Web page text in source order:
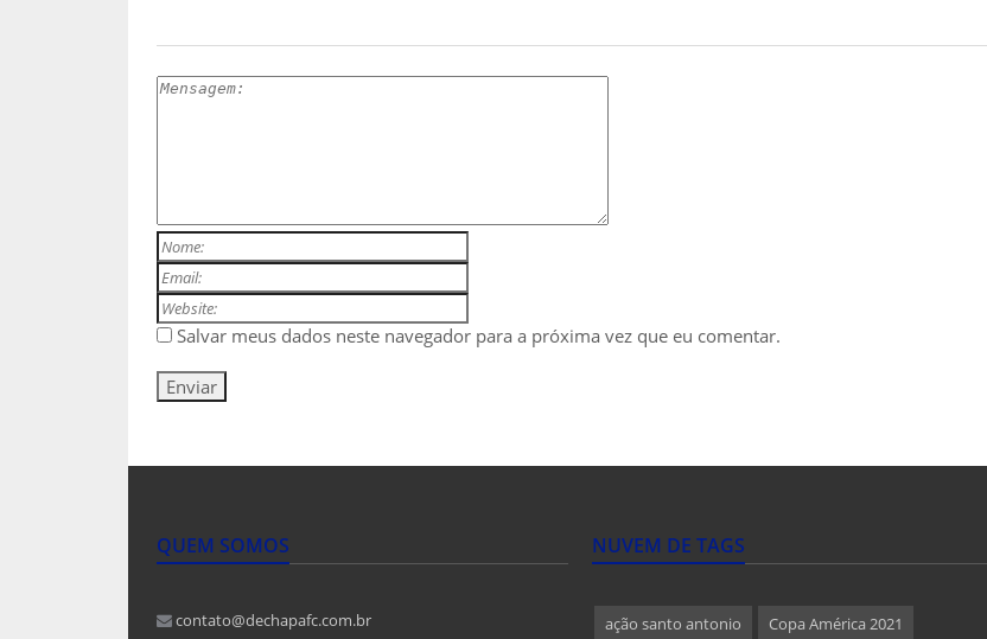
Salvar meus dados neste navegador para a próxima vez que eu comentar.
QUEM SOMOS
contato@dechapafc.com.br
NUVEM DE TAGS
ação santo antonio Copa América 2021